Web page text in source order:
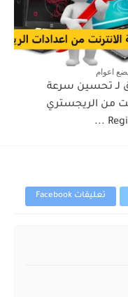
اعوام
لـ تحسين سرعة
من الريجستري
تعليقات Facebook